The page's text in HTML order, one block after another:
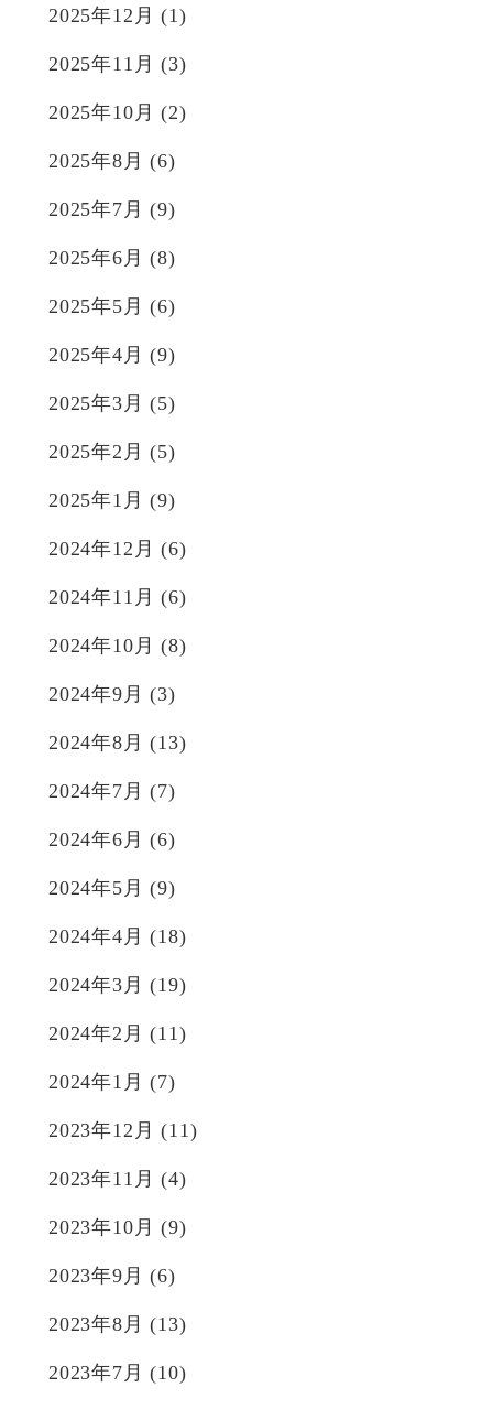
2025年12月 (1)
2025年11月 (3)
2025年10月 (2)
2025年8月 (6)
2025年7月 (9)
2025年6月 (8)
2025年5月 (6)
2025年4月 (9)
2025年3月 (5)
2025年2月 (5)
2025年1月 (9)
2024年12月 (6)
2024年11月 (6)
2024年10月 (8)
2024年9月 (3)
2024年8月 (13)
2024年7月 (7)
2024年6月 (6)
2024年5月 (9)
2024年4月 (18)
2024年3月 (19)
2024年2月 (11)
2024年1月 (7)
2023年12月 (11)
2023年11月 (4)
2023年10月 (9)
2023年9月 (6)
2023年8月 (13)
2023年7月 (10)